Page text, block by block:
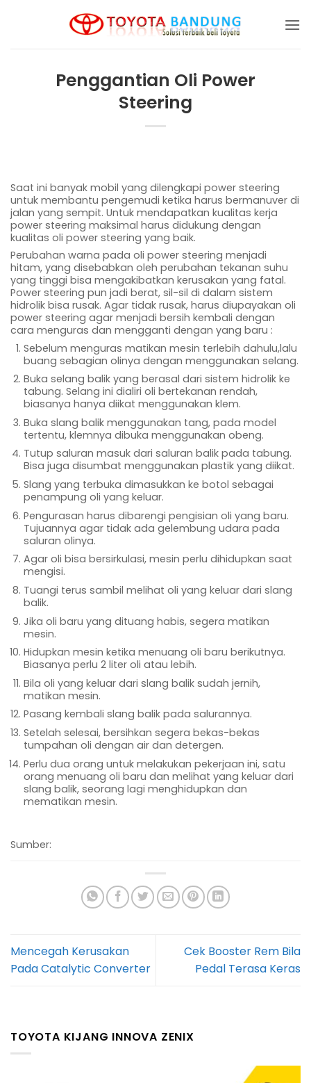
Penggantian Oli Power
Steering
Saat ini banyak mobil yang dilengkapi power steering
untuk membantu pengemudi ketika harus bermanuver di
jalan yang sempit. Untuk mendapatkan kualitas kerja
power steering maksimal harus didukung dengan
kualitas oli power steering yang baik.
Perubahan warna pada oli power steering menjadi
hitam, yang disebabkan oleh perubahan tekanan suhu
yang tinggi bisa mengakibatkan kerusakan yang fatal.
Power steering pun jadi berat, sil-sil di dalam sistem
hidrolik bisa rusak. Agar tidak rusak, harus diupayakan oli
power steering agar menjadi bersih kembali dengan
cara menguras dan mengganti dengan yang baru :
Sebelum menguras matikan mesin terlebih dahulu,lalu
buang sebagian olinya dengan menggunakan selang.
Buka selang balik yang berasal dari sistem hidrolik ke
tabung. Selang ini dialiri oli bertekanan rendah,
biasanya hanya diikat menggunakan klem.
Buka slang balik menggunakan tang, pada model
tertentu, klemnya dibuka menggunakan obeng.
Tutup saluran masuk dari saluran balik pada tabung.
Bisa juga disumbat menggunakan plastik yang diikat.
Slang yang terbuka dimasukkan ke botol sebagai
penampung oli yang keluar.
Pengurasan harus dibarengi pengisian oli yang baru.
Tujuannya agar tidak ada gelembung udara pada
saluran olinya.
Agar oli bisa bersirkulasi, mesin perlu dihidupkan saat
mengisi.
Tuangi terus sambil melihat oli yang keluar dari slang
balik.
Jika oli baru yang dituang habis, segera matikan
mesin.
Hidupkan mesin ketika menuang oli baru berikutnya.
Biasanya perlu 2 liter oli atau lebih.
Bila oli yang keluar dari slang balik sudah jernih,
matikan mesin.
Pasang kembali slang balik pada salurannya.
Setelah selesai, bersihkan segera bekas-bekas
tumpahan oli dengan air dan detergen.
Perlu dua orang untuk melakukan pekerjaan ini, satu
orang menuang oli baru dan melihat yang keluar dari
slang balik, seorang lagi menghidupkan dan
mematikan mesin.
Sumber:
Mencegah Kerusakan
Pada Catalytic Converter
Cek Booster Rem Bila
Pedal Terasa Keras
TOYOTA KIJANG INNOVA ZENIX